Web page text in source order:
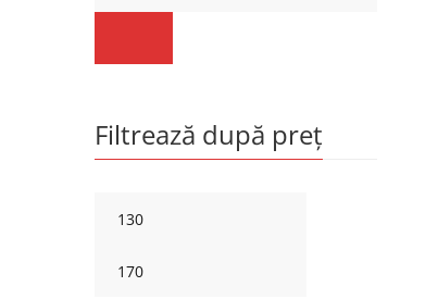
Filtrează după preț